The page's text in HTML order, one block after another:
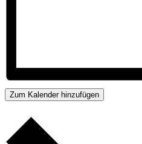
Zum Kalender hinzufügen